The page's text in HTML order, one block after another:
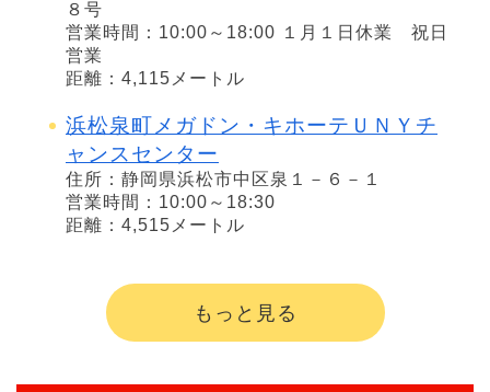
８号
営業時間：10:00～18:00 １月１日休業 祝日
営業
距離：4,115メートル
浜松泉町メガドン・キホーテＵＮＹチ
ャンスセンター
住所：静岡県浜松市中区泉１－６－１
営業時間：10:00～18:30
距離：4,515メートル
もっと見る